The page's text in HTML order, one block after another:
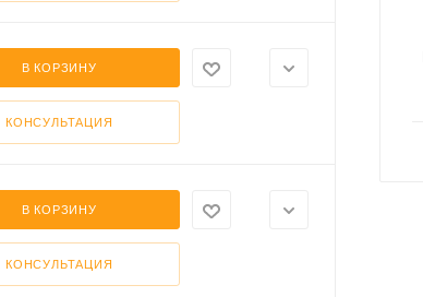
В КОРЗИНУ
КОНСУЛЬТАЦИЯ
В КОРЗИНУ
КОНСУЛЬТАЦИЯ